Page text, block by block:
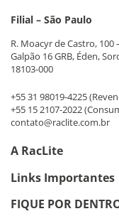
Filial – São Paulo
R. Moacyr de Castro,
Galpão 16 GRB, Éden,
18103-000
+55 31 98019-4225
+55 15 2107-2022
contato@raclite.com.br
A RacLite
Links Importantes
FIQUE POR